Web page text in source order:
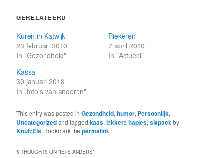
GERELATEERD
Kuren in Katwijk
23 februari 2010
In "Gezondheid"
Piekeren
7 april 2020
In "Actueel"
Kassa
30 januari 2018
In "foto's van anderen"
This entry was posted inGezondheid,humor, Persoonlijk,
Uncategorizedand taggedkaas,lekkere hapjes,sixpackby
KnutzEls. Bookmark thepermalink.
5 THOUGHTS ON “IETS ANDERS”